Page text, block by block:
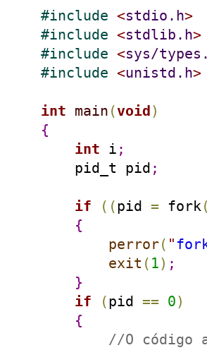
#include <stdio.h>
#include <stdlib.h>
#include <sys/
#include <unistd.h>
int main (void )
{
int i ;
    pid_t pid
;
if ( (pid = fork(
{
perror( "
exit ( 1) ;
}
if
(pid == 0)
{
//O código